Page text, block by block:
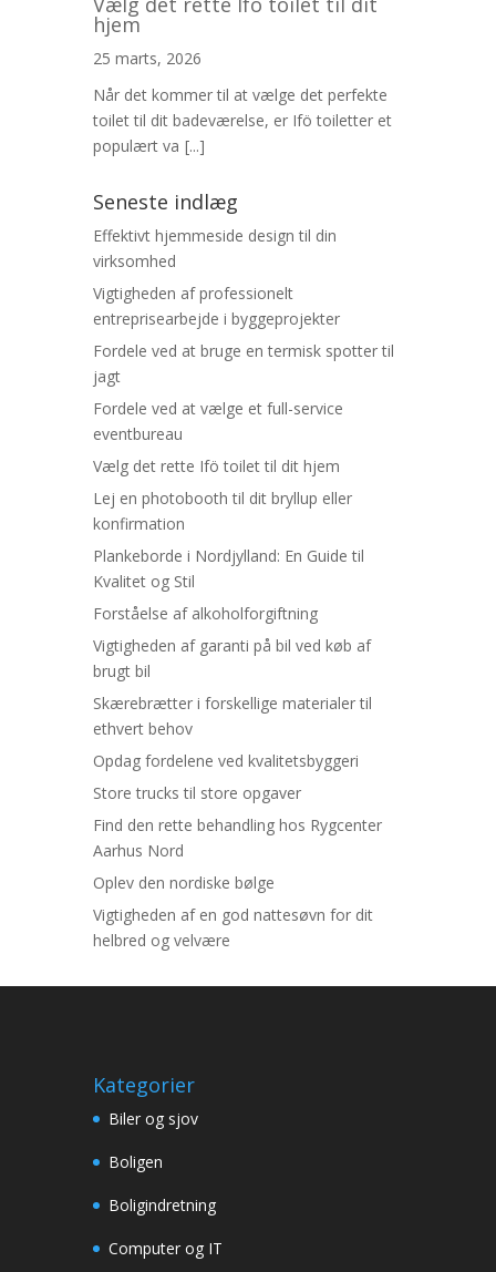
hjem
25 marts, 2026
Når det kommer til at vælge det perfekte
toilet til dit badeværelse, er Ifö toiletter et
populært va [...]
Seneste indlæg
Effektivt hjemmeside design til din
virksomhed
Vigtigheden af professionelt
entreprisearbejde i byggeprojekter
Fordele ved at bruge en termisk spotter til
jagt
Fordele ved at vælge et full-service
eventbureau
Vælg det rette Ifö toilet til dit hjem
Lej en photobooth til dit bryllup eller
konfirmation
Plankeborde i Nordjylland: En Guide til
Kvalitet og Stil
Forståelse af alkoholforgiftning
Vigtigheden af garanti på bil ved køb af
brugt bil
Skærebrætter i forskellige materialer til
ethvert behov
Opdag fordelene ved kvalitetsbyggeri
Store trucks til store opgaver
Find den rette behandling hos Rygcenter
Aarhus Nord
Oplev den nordiske bølge
Vigtigheden af en god nattesøvn for dit
helbred og velvære
Kategorier
Biler og sjov
Boligen
Boligindretning
Computer og IT